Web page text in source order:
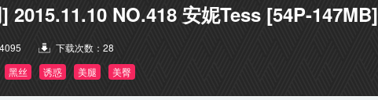
2015.11.10 NO.418 安妮Tess [54P-147MB]
4095 下载次数： 28
黑丝 诱惑 美腿 美臀